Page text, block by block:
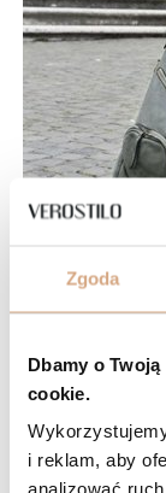
Zgoda
Dbamy o
cookie.
i reklam, aby
analizować
Torebki
Nie ma lepszego